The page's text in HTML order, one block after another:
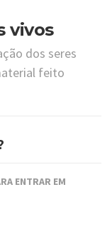
vivos
dos seres
feito
ENTRAR EM